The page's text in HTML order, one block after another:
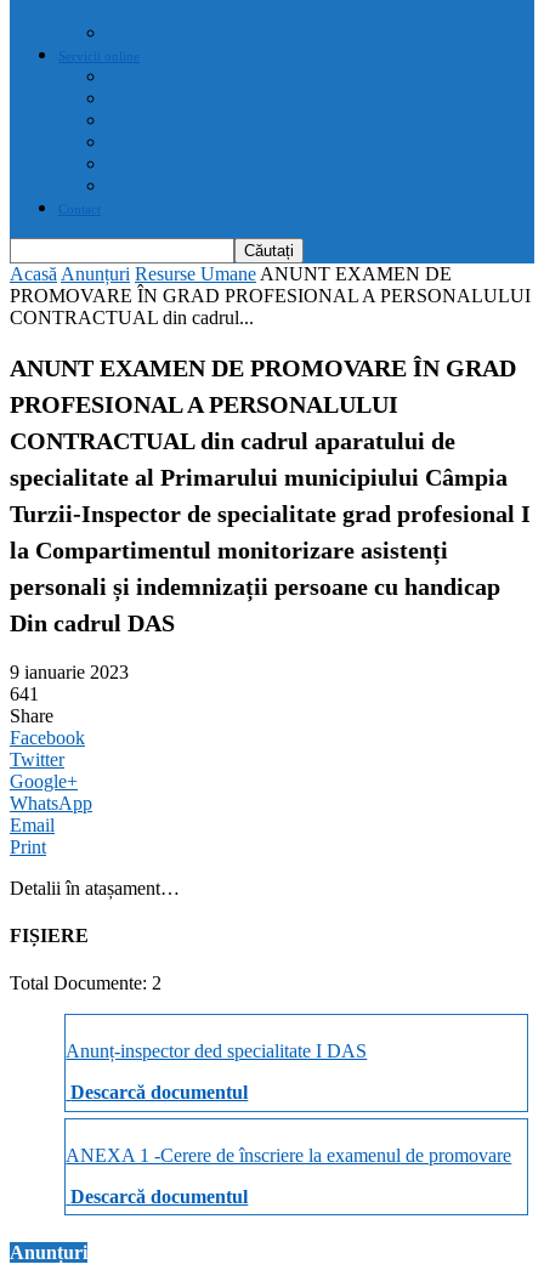
Servicii online
Contact
AcasăAnunțuri Resurse UmaneANUNT EXAMEN DE
PROMOVARE ÎN GRAD PROFESIONAL A PERSONALULUI
CONTRACTUAL din cadrul...
ANUNT EXAMEN DE PROMOVARE ÎN GRAD
PROFESIONAL A PERSONALULUI
CONTRACTUAL din cadrul aparatului de
specialitate al Primarului municipiului Câmpia
Turzii-Inspector de specialitate grad profesional I
la Compartimentul monitorizare asistenți
personali și indemnizații persoane cu handicap
Din cadrul DAS
9 ianuarie 2023
641
Share
Facebook
Twitter
Google+
WhatsApp
Email
Print
Detalii în atașament…
FIȘIERE
Total Documente: 2
Anunț-inspector ded specialitate I DAS
Descarcă documentul
ANEXA 1 -Cerere de înscriere la examenul de promovare
Descarcă documentul
Anunțuri